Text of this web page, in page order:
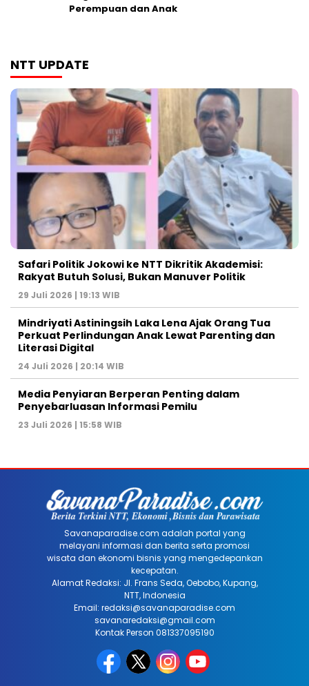
Perempuan dan Anak
NTT UPDATE
Safari Politik Jokowi ke NTT Dikritik Akademisi:
Rakyat Butuh Solusi, Bukan Manuver Politik
29 Juli 2026 | 19:13 WIB
Mindriyati Astiningsih Laka Lena Ajak Orang Tua
Perkuat Perlindungan Anak Lewat Parenting dan
Literasi Digital
24 Juli 2026 | 20:14 WIB
Media Penyiaran Berperan Penting dalam
Penyebarluasan Informasi Pemilu
23 Juli 2026 | 15:58 WIB
Savanaparadise.com adalah portal yang
melayani informasi dan berita serta promosi
wisata dan ekonomi bisnis yang mengedepankan
kecepatan.
Alamat Redaksi: Jl. Frans Seda, Oebobo, Kupang,
NTT, Indonesia
Email: redaksi@savanaparadise.com
savanaredaksi@gmail.com
Kontak Person 081337095190